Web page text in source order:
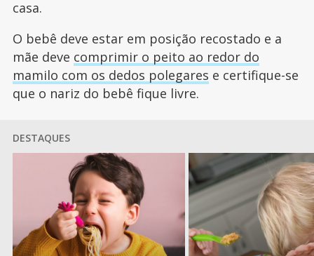
casa.
O bebê deve estar em posição recostado e a
mãe deve comprimir o peito ao redor do
mamilo com os dedos polegares e certifique-se
que o nariz do bebê fique livre.
DESTAQUES